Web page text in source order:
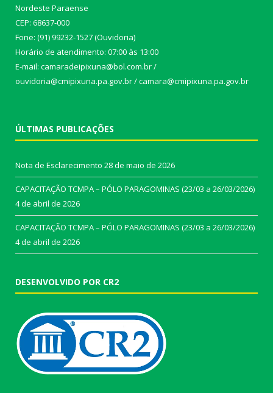
Nordeste Paraense
CEP: 68637-000
Fone: (91) 99232-1527 (Ouvidoria)
Horário de atendimento: 07:00 às 13:00
E-mail: camaradeipixuna@bol.com.br /
ouvidoria@cmipixuna.pa.gov.br / camara@cmipixuna.pa.gov.br
ÚLTIMAS PUBLICAÇÕES
Nota de Esclarecimento 28 de maio de 2026
CAPACITAÇÃO TCMPA – PÓLO PARAGOMINAS (23/03 a 26/03/2026)
4 de abril de 2026
CAPACITAÇÃO TCMPA – PÓLO PARAGOMINAS (23/03 a 26/03/2026)
4 de abril de 2026
DESENVOLVIDO POR CR2